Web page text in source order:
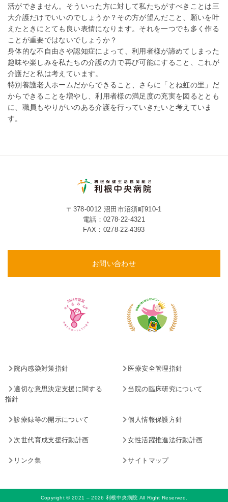
活ができません。そういった方に対して私たちがすべきことは三
大介護だけでいいのでしょうか？その方が望んだこと、願いを叶
えたときにとても良い表情になります。それを一つでも多く作る
ことが重要ではないでしょうか？
身体的な不自由さや認知症によって、利用者様が諦めてしまった
趣味や楽しみを私たちの介護の力で再び可能にすること、これが
介護だと私は考えています。
特別養護老人ホームだからできること、さらに「とね虹の里」だ
からできることを増やし、利用者様の満足度の充実を図るととも
に、職員もやりがいのある介護を行っていきたいと考えていま
す。
〒378-0012 沼田市沼須町910-1
電話： 0278-22-4321
FAX：0278-22-4393
お問い合わせ
院内感染対策指針 医療安全管理指針
適切な意思決定支援に関する
指針
当院の臨床研究について
診療録等の開示について 個人情報保護方針
次世代育成支援行動計画 女性活躍推進法行動計画
リンク集 サイトマップ
Copyright © 2021 – 2026 利根中央病院 All Right Reserved.